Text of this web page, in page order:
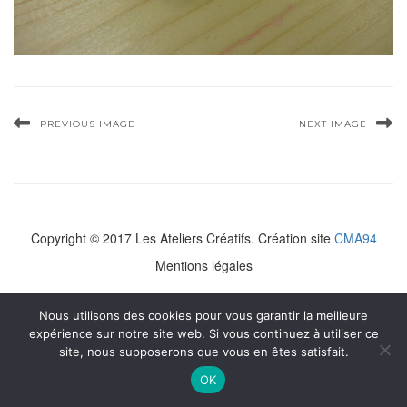
PREVIOUS IMAGE NEXT IMAGE
Copyright © 2017 Les Ateliers Créatifs. Création site CMA94
Mentions légales
Nous utilisons des cookies pour vous garantir la meilleure
expérience sur notre site web. Si vous continuez à utiliser ce
site, nous supposerons que vous en êtes satisfait.
OK